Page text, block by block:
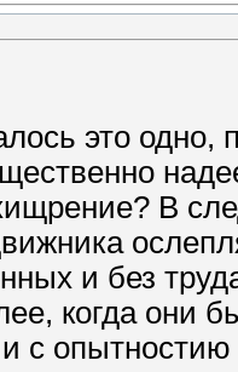
это
В
и без
когда они
с